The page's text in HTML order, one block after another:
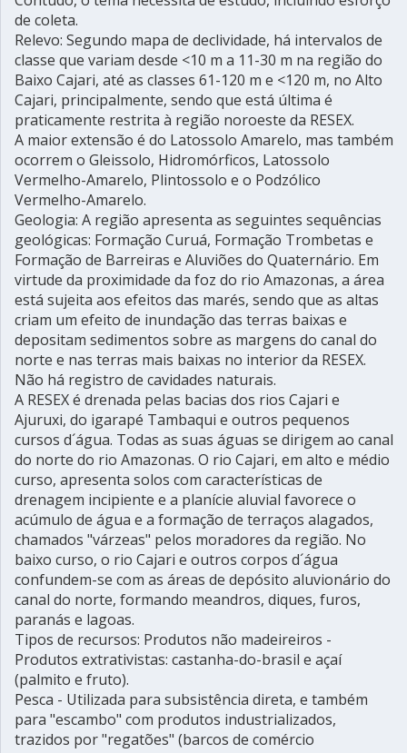
de coleta.
Relevo: Segundo mapa de declividade, há intervalos de
classe que variam desde <10 m a 11-30 m na região do
Baixo Cajari, até as classes 61-120 m e <120 m, no Alto
Cajari, principalmente, sendo que está última é
praticamente restrita à região noroeste da RESEX.
A maior extensão é do Latossolo Amarelo, mas também
ocorrem o Gleissolo, Hidromórficos, Latossolo
Vermelho-Amarelo, Plintossolo e o Podzólico
Vermelho-Amarelo.
Geologia: A região apresenta as seguintes sequências
geológicas: Formação Curuá, Formação Trombetas e
Formação de Barreiras e Aluviões do Quaternário. Em
virtude da proximidade da foz do rio Amazonas, a área
está sujeita aos efeitos das marés, sendo que as altas
criam um efeito de inundação das terras baixas e
depositam sedimentos sobre as margens do canal do
norte e nas terras mais baixas no interior da RESEX.
Não há registro de cavidades naturais.
A RESEX é drenada pelas bacias dos rios Cajari e
Ajuruxi, do igarapé Tambaqui e outros pequenos
cursos d´água. Todas as suas águas se dirigem ao canal
do norte do rio Amazonas. O rio Cajari, em alto e médio
curso, apresenta solos com características de
drenagem incipiente e a planície aluvial favorece o
acúmulo de água e a formação de terraços alagados,
chamados "várzeas" pelos moradores da região. No
baixo curso, o rio Cajari e outros corpos d´água
confundem-se com as áreas de depósito aluvionário do
canal do norte, formando meandros, diques, furos,
paranás e lagoas.
Tipos de recursos: Produtos não madeireiros -
Produtos extrativistas: castanha-do-brasil e açaí
(palmito e fruto).
Pesca - Utilizada para subsistência direta, e também
para "escambo" com produtos industrializados,
trazidos por "regatões" (barcos de comércio